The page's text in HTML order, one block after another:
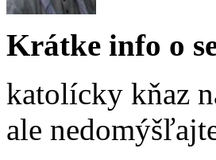
Krátke info o
katolícky kňaz
ale